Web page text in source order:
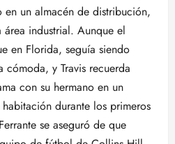
en un almacén de distribución,
industrial. Aunque el
en Florida, seguía siendo
cómoda, y Travis recuerda
con su hermano en un
durante los primeros
se aseguró de que